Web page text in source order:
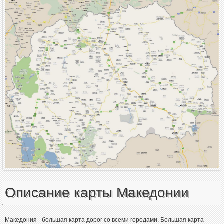
Описание карты Македонии
Македония - большая карта дорог со всеми городами. Большая карта